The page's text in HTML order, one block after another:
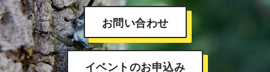
お問い合わせ
イベントのお申込み